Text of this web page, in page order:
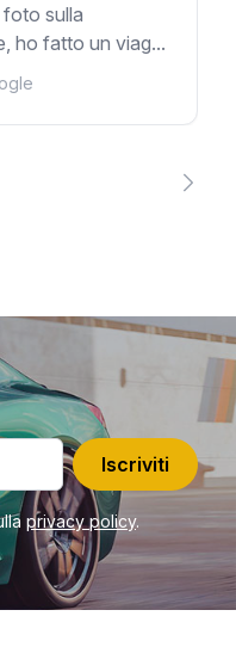
sulla
ho fatto un viag...
Iscriviti
privacy policy.